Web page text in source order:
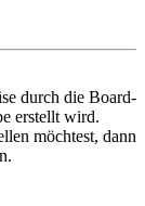
durch die Board-
erstellt wird.
möchtest, dann